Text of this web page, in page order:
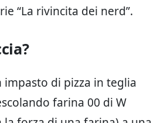
“La rivincita dei nerd”.
impasto di pizza in teglia
farina 00 di W